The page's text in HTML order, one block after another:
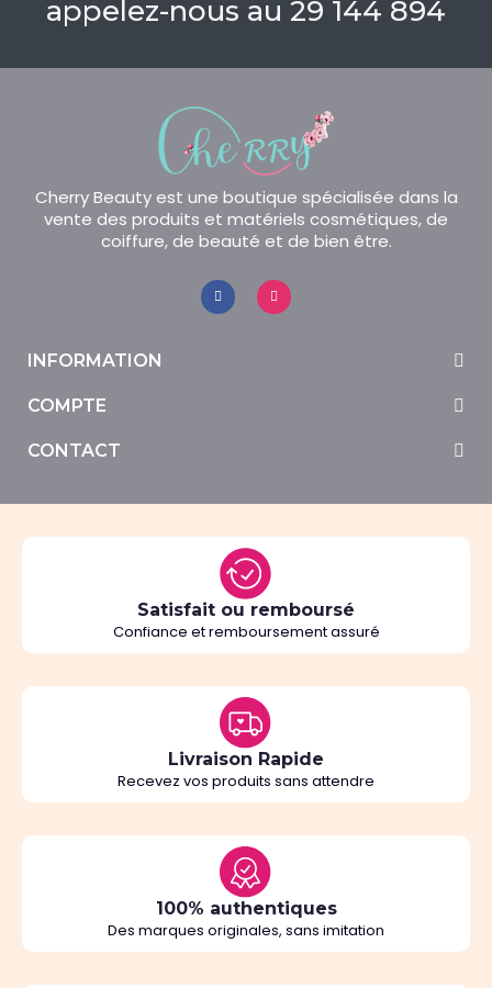
appelez-nous au 29 144 894
Cherry Beauty est une boutique spécialisée dans la
vente des produits et matériels cosmétiques, de
coiffure, de beauté et de bien être.
INFORMATION
COMPTE
CONTACT
Satisfait ou remboursé
Confiance et remboursement assuré
Livraison Rapide
Recevez vos produits sans attendre
100% authentiques
Des marques originales, sans imitation